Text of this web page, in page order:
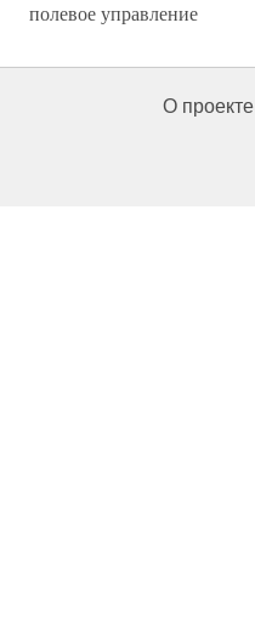
полевое управление
О проекте